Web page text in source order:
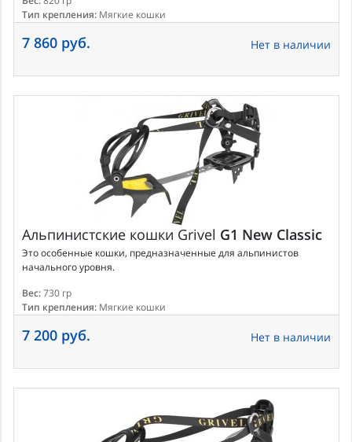
Тип крепления: Мягкие кошки
7 860 руб. Нет в наличии
Альпинистские кошки Grivel G1 New Classic
Это особенные кошки, предназначенные для альпинистов
начального уровня.
Вес:730 гр
Тип крепления: Мягкие кошки
7 200 руб. Нет в наличии